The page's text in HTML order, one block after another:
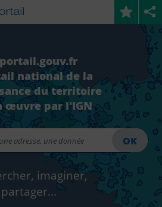
national de la
du territoire
œuvre par l'IGN
OK
imaginer,
partager...